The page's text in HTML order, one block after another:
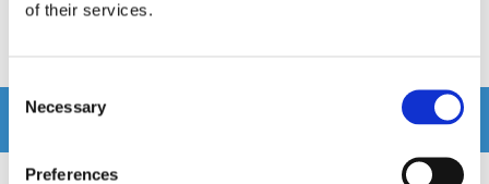
of their services.
Consent
Selection
Necessary
Preferences
Andra köpte även